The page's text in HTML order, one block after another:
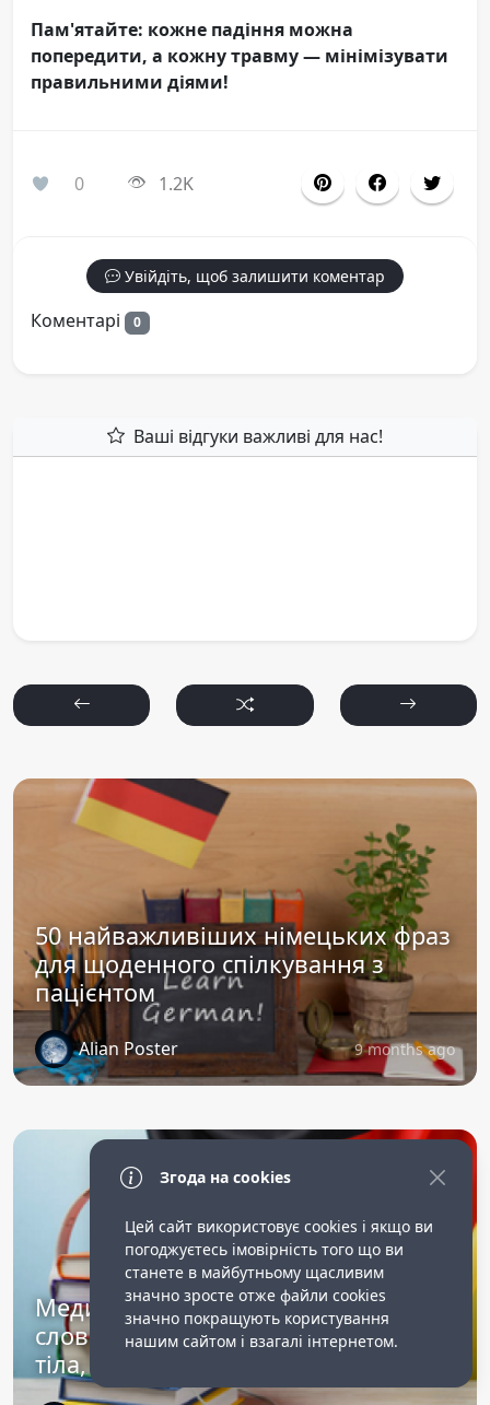
Пам'ятайте: кожне падіння можна
попередити, а кожну травму — мінімізувати
правильними діями!
0 1.2K
Увійдіть, щоб залишити коментар
Коментарі 0
Ваші відгуки важливі для нас!
50 найважливіших німецьких фраз
для щоденного спілкування з
пацієнтом
Alian Poster 9 months ago
Медичні терміни німецькою:
словник для опікунок (частини
тіла, хвороби...
Згода на cookies
Цей сайт використовує cookies і якщо ви
погоджуєтесь імовірність того що ви
станете в майбутньому щасливим
значно зросте отже файли cookies
значно покращують користування
нашим сайтом і взагалі інтернетом.